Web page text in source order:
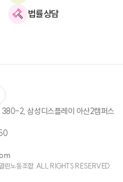
법률상담
380-2, 삼성디스플레이 아산2캠퍼스
린노동조합. ALL RIGHTS RESERVED.